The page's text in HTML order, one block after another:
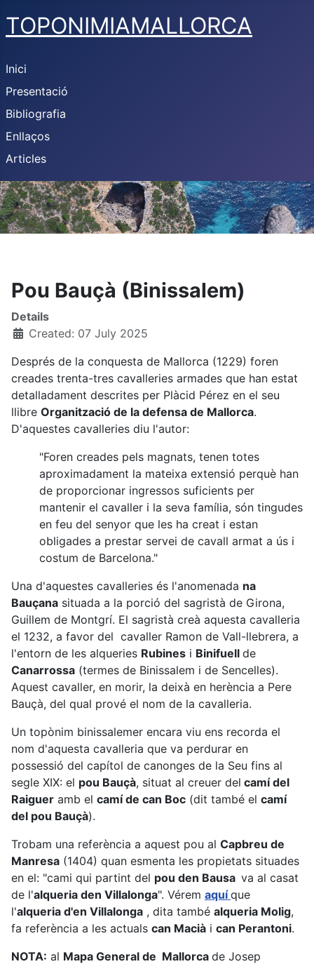
TOPONIMIAMALLORCA
Inici
Presentació
Bibliografia
Enllaços
Articles
Pou Bauçà (Binissalem)
Details
Created: 07 July 2025
Després de la conquesta de Mallorca (1229) foren
creades trenta-tres cavalleries armades que han estat
detalladament descrites per Plàcid Pérez en el seu
llibre Organització de la defensa de Mallorca.
D'aquestes cavalleries diu l'autor:
"Foren creades pels magnats, tenen totes
aproximadament la mateixa extensió perquè han
de proporcionar ingressos suficients per
mantenir el cavaller i la seva família, són tingudes
en feu del senyor que les ha creat i estan
obligades a prestar servei de cavall armat a ús i
costum de Barcelona."
Una d'aquestes cavalleries és l'anomenada na
Bauçana situada a la porció del sagristà de Girona,
Guillem de Montgrí. El sagristà creà aquesta cavalleria
el 1232, a favor del cavaller Ramon de Vall-llebrera, a
l'entorn de les alqueries Rubines i Binifuell de
Canarrossa (termes de Binissalem i de Sencelles).
Aquest cavaller, en morir, la deixà en herència a Pere
Bauçà, del qual prové el nom de la cavalleria.
Un topònim binissalemer encara viu ens recorda el
nom d'aquesta cavalleria que va perdurar en
possessió del capítol de canonges de la Seu fins al
segle XIX: el pou Bauçà, situat al creuer del camí del
Raiguer amb el camí de can Boc (dit també el camí
del pou Bauçà).
Trobam una referència a aquest pou al Capbreu de
Manresa (1404) quan esmenta les propietats situades
en el: "cami qui partint del pou den Bausa va al casat
de l'alqueria den Villalonga". Vérem aquíque
l'alqueria d'en Villalonga , dita també alqueria Molig,
fa referència a les actuals can Macià i can Perantoni.
NOTA: al Mapa General de Mallorca de Josep